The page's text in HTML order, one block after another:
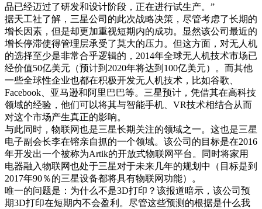
品已经迈过了研发和设计阶段，正在进行试生产。”
据天工社了解，三星公司的此次战略决策，尽管考虑了长期的
增长因素，但是却更加重视短期内的成功。显然该公司最近的
增长停滞使得管理层承受了莫大的压力。但这方面，对无人机
的选择至少是非常合乎逻辑的，2014年全球无人机技术市场已
经价值50亿美元（预计到2020年将达到100亿美元）。而其他
一些全球性企业也都在积极开发无人机技术，比如谷歌、
Facebook、亚马逊和阿里巴巴等。三星预计，凭借其在高科技
领域的经验，他们可以将其与智能手机、VR技术相结合从而
对这个市场产生真正的影响。
与此同时，物联网也是三星长期关注的领域之一。这也是三星
电子副会长李在镕亲自抓的一个领域。该公司的目标是在2016
年开发出一个被称为Artik的开放式物联网平台。同时将家用
电器融入物联网也处于三星对于未来几年的规划中（目标是到
2017年90％的三星设备都将具有物联网功能）。
唯一的问题是：为什么不是3D打印？该报道暗示，该公司预
期3D打印在短期内不会盈利。尽管这些预测的根据是什么我